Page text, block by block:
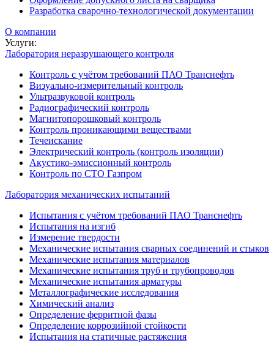
Разработка сварочно-технологической документации
О компании
Услуги:
Лаборатория неразрушающего контроля
Контроль с учётом требований ПАО Транснефть
Визуально-измерительный контроль
Ультразвуковой контроль
Радиографический контроль
Магнитопорошковый контроль
Контроль проникающими веществами
Течеискание
Электрический контроль (контроль изоляции)
Акустико-эмиссионный контроль
Контроль по СТО Газпром
Лаборатория механических испытаний
Испытания с учётом требований ПАО Транснефть
Испытания на изгиб
Измерение твердости
Механические испытания сварных соединений и стыков
Механические испытания материалов
Механические испытания труб и трубопроводов
Механические испытания арматуры
Металлографические исследования
Химический анализ
Определение ферритной фазы
Определение коррозийной стойкости
Испытания на статичные растяжения